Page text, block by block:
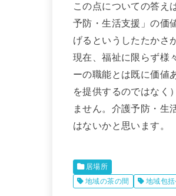
この点についての答え
予防・生活支援」の価
げるというしたたかさ
現在、福祉に限らず様
ーの職能とは既に価値
を提供するのではなく
ません。介護予防・生
はないかと思います。
居場所
地域の茶の間
地域包